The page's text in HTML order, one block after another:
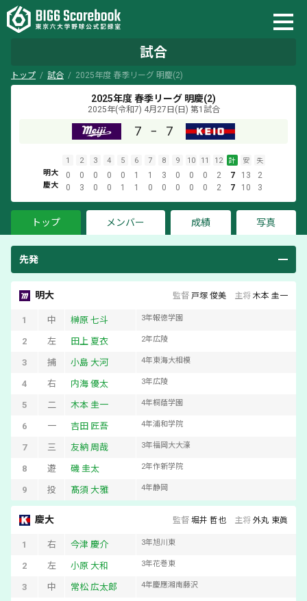
試合
トップ 試合 2025年度 春季リーグ 明慶(2)
2025年度 春季リーグ 明慶(2)
2025年(令和7) 4月27日(日) 第1試合
7 − 7
1 2 3 4 5 6 7 8 9 10 11 12 計 安 失
明大 0 0 0 0 0 1 1 3 0 0 0 2 7 13 2
慶大 0 3 0 0 1 1 0 0 0 0 0 2 7 10 3
トップ メンバー 成績 写真
先発
明大 監督 戸塚 俊美 主将 木本 圭一
1 中 榊原 七斗 3年報徳学園
2 左 田上 夏衣 2年広陵
3 捕 小島 大河 4年東海大相模
4 右 内海 優太 3年広陵
5 二 木本 圭一 4年桐蔭学園
6 一 吉田 匠吾 4年浦和学院
7 三 友納 周哉 3年福岡大大濠
8 遊 磯 圭太 2年作新学院
9 投 髙須 大雅 4年静岡
慶大 監督 堀井 哲也 主将 外丸 東眞
1 右 今津 慶介 3年旭川東
2 左 小原 大和 3年花巻東
3 中 常松 広太郎 4年慶應湘南藤沢